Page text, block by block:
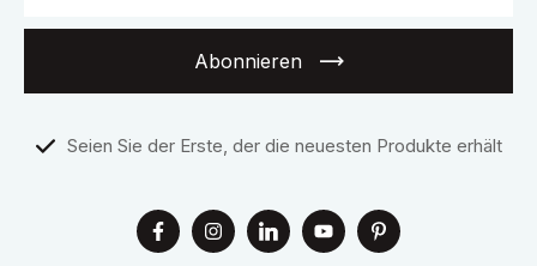
Abonnieren
Seien Sie der Erste, der die neuesten Produkte erhält